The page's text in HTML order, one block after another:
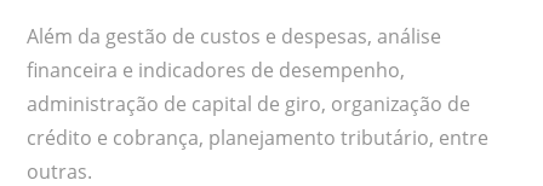
Além da gestão de custos e despesas, análise
financeira e indicadores de desempenho,
administração de capital de giro, organização de
crédito e cobrança, planejamento tributário, entre
outras.